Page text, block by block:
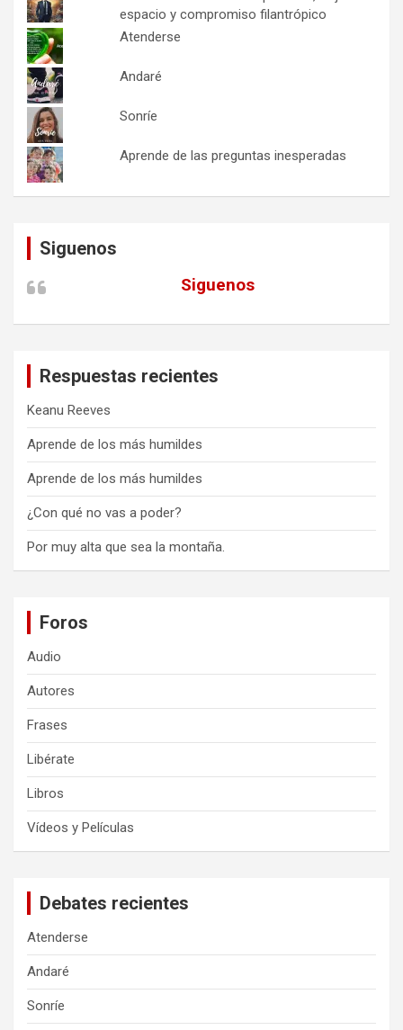
espacio y compromiso filantrópico
Atenderse
Andaré
Sonríe
Aprende de las preguntas inesperadas
Siguenos
Siguenos
Respuestas recientes
Keanu Reeves
Aprende de los más humildes
Aprende de los más humildes
¿Con qué no vas a poder?
Por muy alta que sea la montaña.
Foros
Audio
Autores
Frases
Libérate
Libros
Vídeos y Películas
Debates recientes
Atenderse
Andaré
Sonríe